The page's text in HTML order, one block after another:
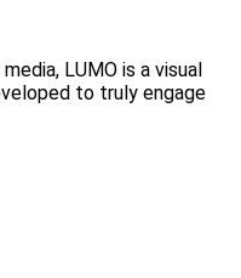
LUMO is a visual
to truly engage